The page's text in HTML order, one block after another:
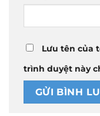
Lưu tên của
trình duyệt này